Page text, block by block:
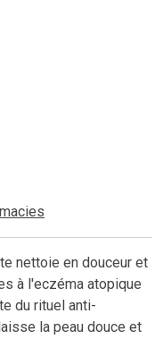
nettoie en douceur et
à l'eczéma atopique
du rituel anti-
la peau douce et